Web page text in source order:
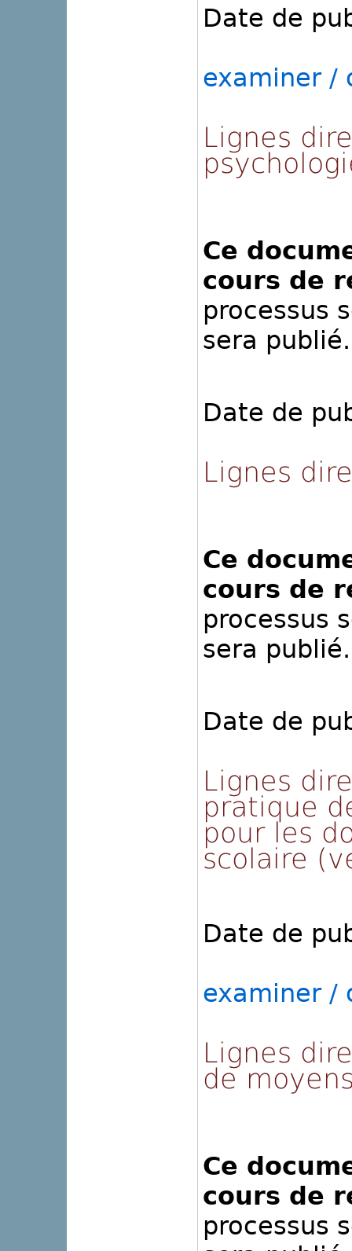
Date de
examiner /
Lignes
Ce
cours de
processus
sera publié.
Date de
Lignes
Ce
cours de
processus
sera publié.
Date de
Lignes
pratique
pour les
scolaire
Date de
examiner /
Lignes
de
Ce
cours de
processus